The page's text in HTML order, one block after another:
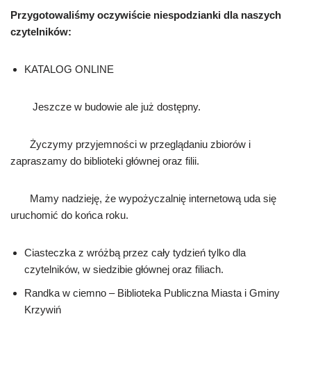
Przygotowaliśmy oczywiście niespodzianki dla naszych
czytelników:
KATALOG ONLINE
Jeszcze w budowie ale już dostępny.
Życzymy przyjemności w przeglądaniu zbiorów i
zapraszamy do biblioteki głównej oraz filii.
Mamy nadzieję, że wypożyczalnię internetową uda się
uruchomić do końca roku.
Ciasteczka z wróżbą przez cały tydzień tylko dla
czytelników, w siedzibie głównej oraz filiach.
Randka w ciemno – Biblioteka Publiczna Miasta i Gminy
Krzywiń